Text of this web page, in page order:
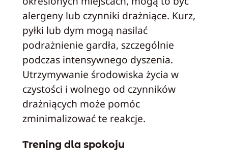
alergeny lub czynniki drażniące. Kurz,
pyłki lub dym mogą nasilać
podrażnienie gardła, szczególnie
podczas intensywnego dyszenia.
Utrzymywanie środowiska życia w
czystości i wolnego od czynników
drażniących może pomóc
zminimalizować te reakcje.
Trening dla spokoju